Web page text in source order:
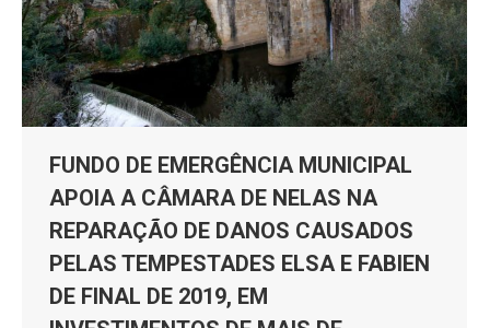
FUNDO DE EMERGÊNCIA MUNICIPAL
APOIA A CÂMARA DE NELAS NA
REPARAÇÃO DE DANOS CAUSADOS
PELAS TEMPESTADES ELSA E FABIEN
DE FINAL DE 2019, EM